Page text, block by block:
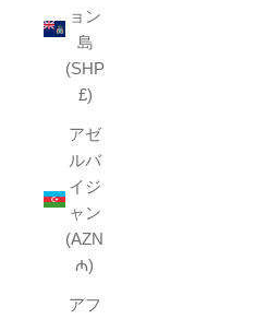
ョン
島
(SHP
£)
アゼ
ルバ
イジ
ャン
(AZN
₼)
アフ